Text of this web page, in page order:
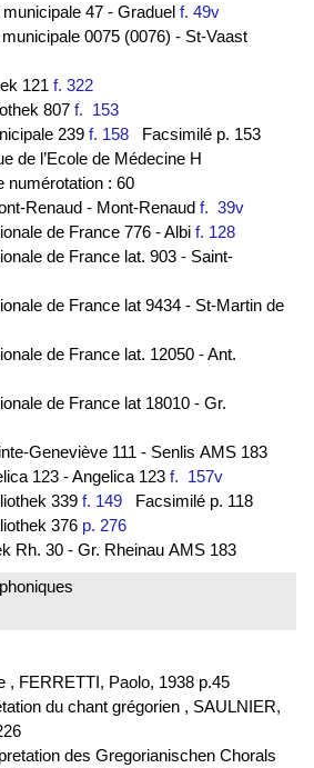
47 - Graduel f. 49v
0075 (0076) - St-Vaast
121 f. 322
807 f. 153
239 f. 158 Facsimilé p. 153
de l’Ecole de Médecine H
: 60
Renaud - Mont-Renaud f. 39v
de France 776 - Albi f. 128
de France lat. 903 - Saint-
de France lat 9434 - St-Martin de
de France lat. 12050 - Ant.
de France lat 18010 - Gr.
Geneviève 111 - Senlis AMS 183
123 - Angelica 123 f. 157v
339 f. 149 Facsimilé p. 118
376 p. 276
Rh. 30 - Gr. Rheinau AMS 183
, FERRETTI, Paolo, 1938 p.45
du chant grégorien , SAULNIER,
des Gregorianischen Chorals